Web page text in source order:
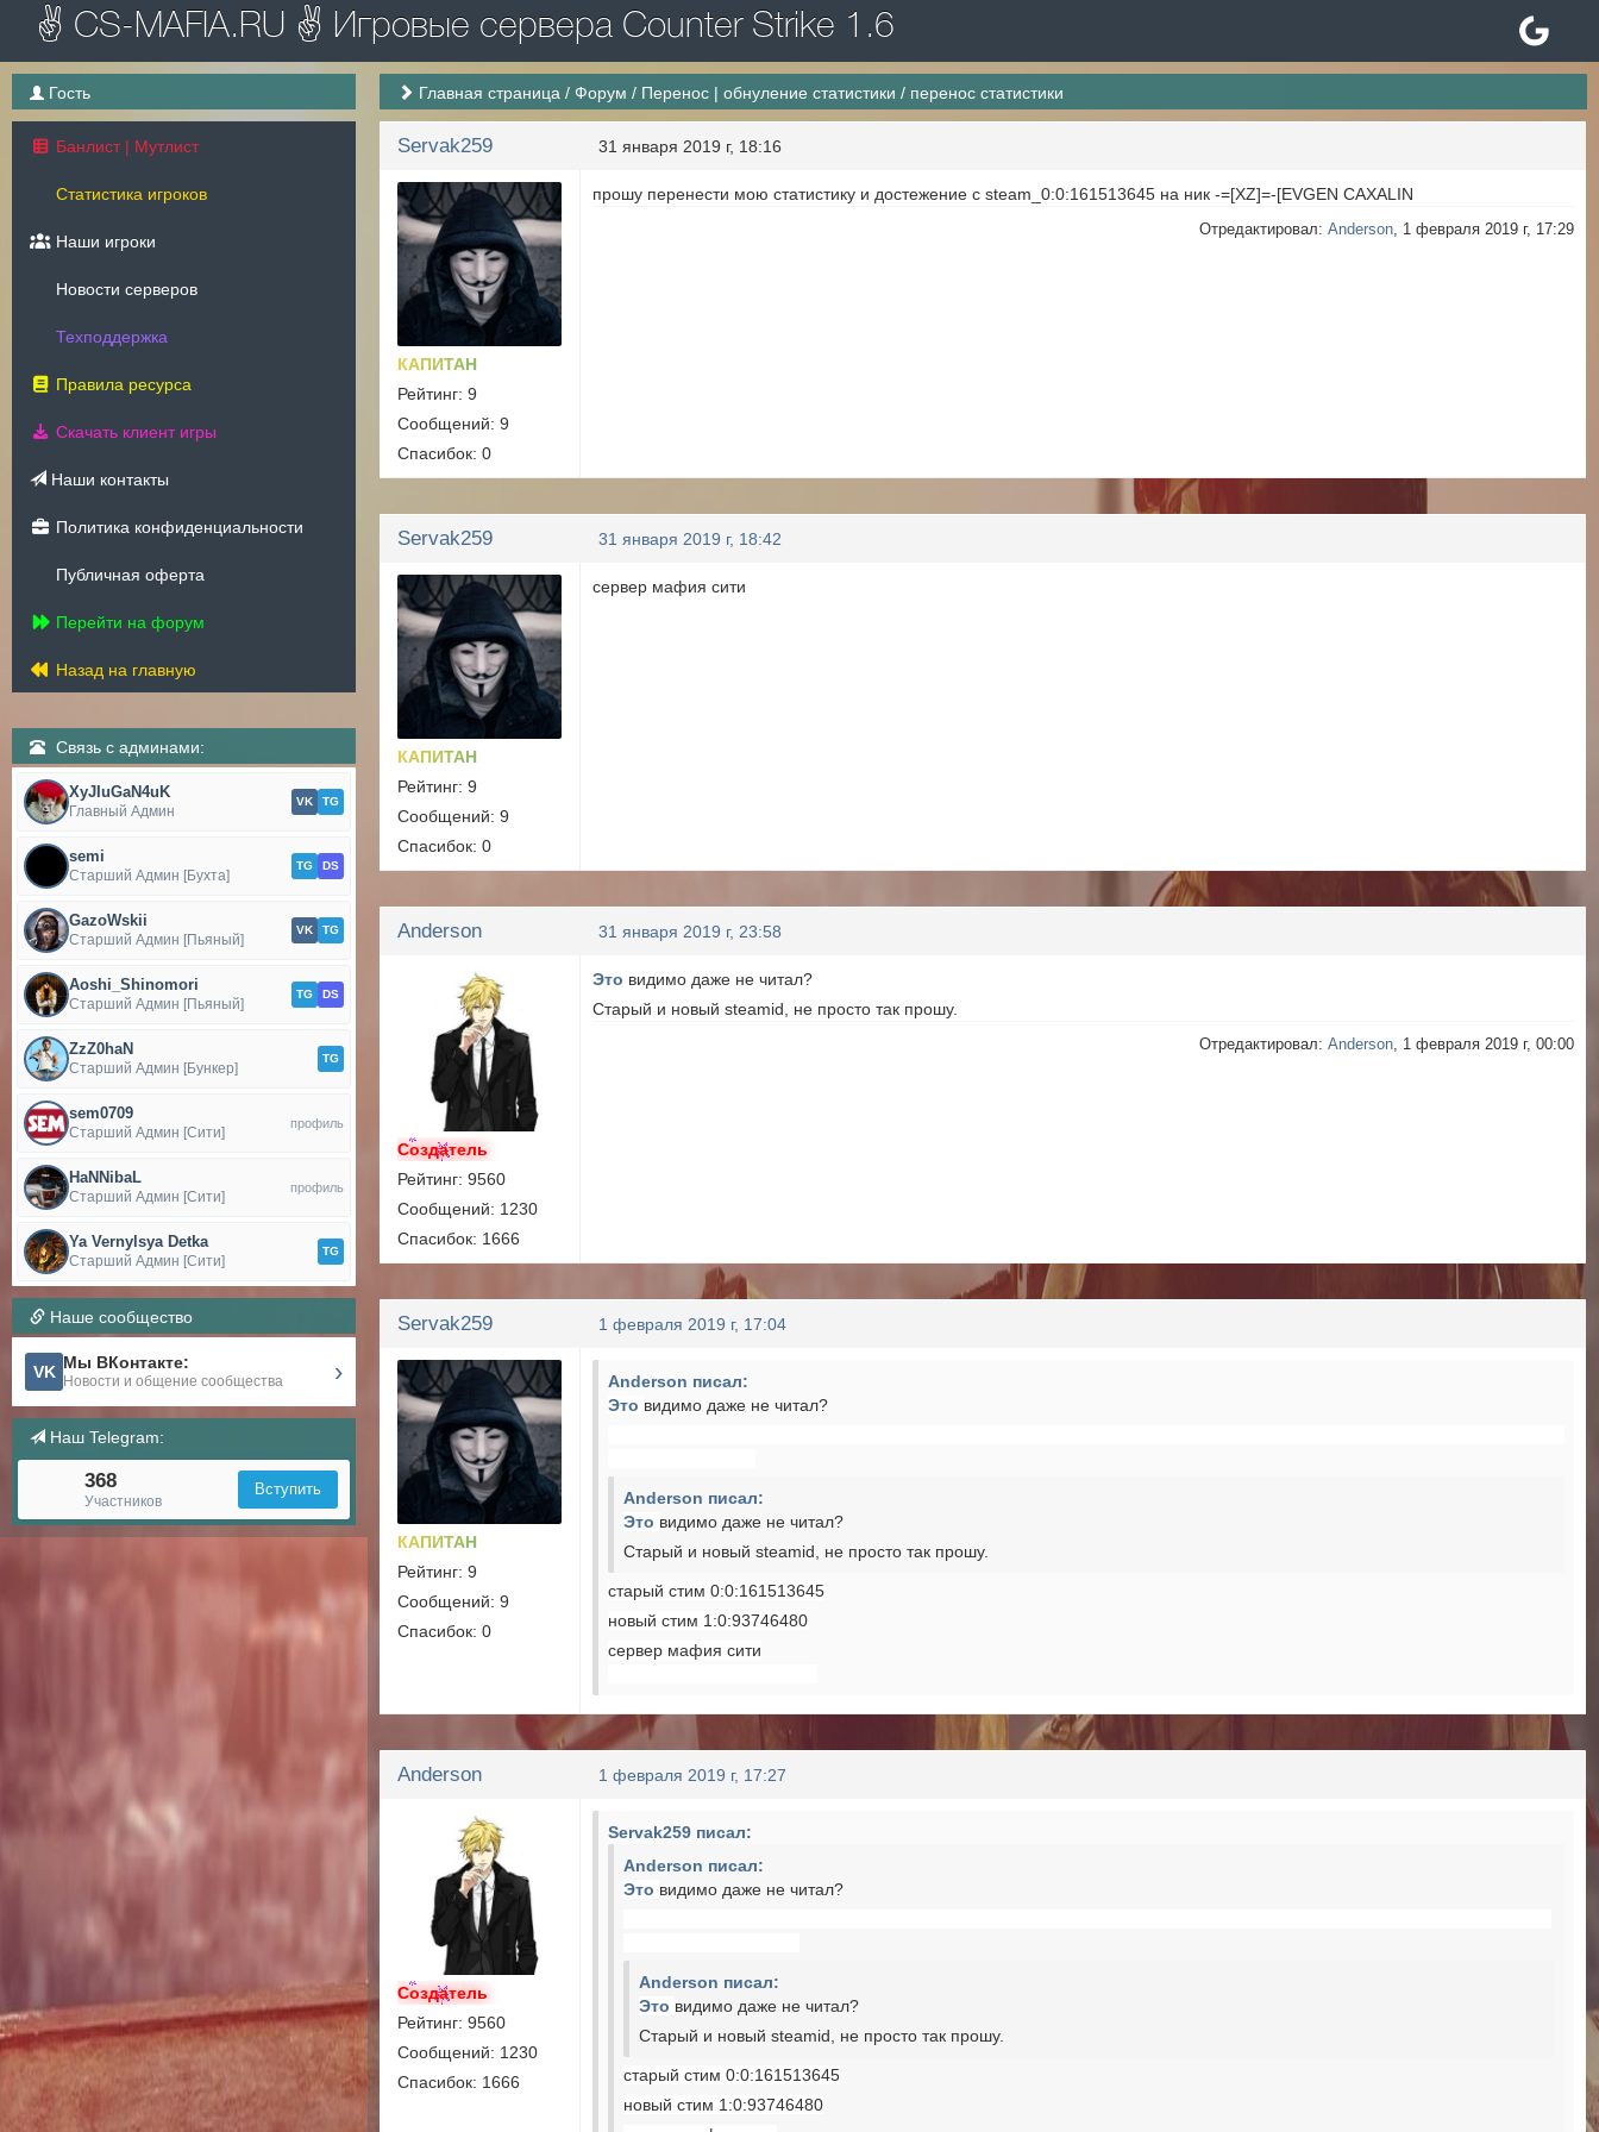
✌ CS-MAFIA.RU ✌ Игровые сервера Counter Strike 1.6
Гость
Банлист | Мутлист
Статистика игроков
Наши игроки
Новости серверов
Техподдержка
Правила ресурса
Скачать клиент игры
Наши контакты
Политика конфиденциальности
Публичная оферта
Перейти на форум
Назад на главную
Связь с админами:
XyJIuGaN4uK
Главный Админ
VK TG
semi
Старший Админ [Бухта]
TG DS
GazoWskii
Старший Админ [Пьяный]
VK TG
Aoshi_Shinomori
Старший Админ [Пьяный]
TG DS
ZzZ0haN
Старший Админ [Бункер]
TG
sem0709
Старший Админ [Сити]
профиль
HaNNibaL
Старший Админ [Сити]
профиль
Ya Vernylsya Detka
Старший Админ [Сити]
TG
Наше сообщество
VK Мы ВКонтакте:
Новости и общение сообщества ›
Наш Telegram:
368
Участников
Вступить
Главная страница /Форум / Перенос | обнуление статистики / перенос статистики
Servak259 31 января 2019 г, 18:16
КАПИТАН
Рейтинг: 9
Сообщений: 9
Спасибок: 0
прошу перенести мою статистику и достежение с steam_0:0:161513645 на ник -=[XZ]=-[EVGEN CAXALIN
Отредактировал:Anderson, 1 февраля 2019 г, 17:29
Servak259 31 января 2019 г, 18:42
КАПИТАН
Рейтинг: 9
Сообщений: 9
Спасибок: 0
сервер мафия сити
Anderson 31 января 2019 г, 23:58
Создатель
Рейтинг: 9560
Сообщений: 1230
Спасибок: 1666
Это видимо даже не читал?
Старый и новый steamid, не просто так прошу.
Отредактировал:Anderson, 1 февраля 2019 г, 00:00
Servak259 1 февраля 2019 г, 17:04
КАПИТАН
Рейтинг: 9
Сообщений: 9
Спасибок: 0
Anderson писал:
Это видимо даже не читал?
Anderson писал:
Это видимо даже не читал?
Старый и новый steamid, не просто так прошу.
старый стим 0:0:161513645
новый стим 1:0:93746480
сервер мафия сити
Anderson 1 февраля 2019 г, 17:27
Создатель
Рейтинг: 9560
Сообщений: 1230
Спасибок: 1666
Servak259 писал:
Anderson писал:
Это видимо даже не читал?
Anderson писал:
Это видимо даже не читал?
Старый и новый steamid, не просто так прошу.
старый стим 0:0:161513645
новый стим 1:0:93746480